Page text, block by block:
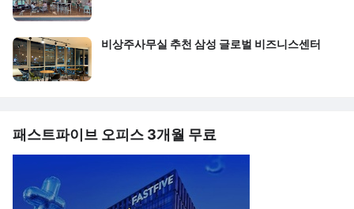
비상주사무실 추천 삼성 글로벌 비즈니스센터
패스트파이브 오피스 3개월 무료